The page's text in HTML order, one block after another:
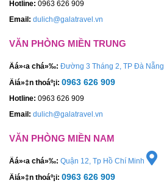
Hotline: 0963 626 909
Email: dulich@galatravel.vn
VĂN PHÒNG MIỀN TRUNG
Äá»‹a chá»‰: Đường 3 Tháng 2, TP Đà Nẵng
Äiá»‡n thoáº¡i: 0963 626 909
Hotline: 0963 626 909
Email: dulich@galatravel.vn
VĂN PHÒNG MIỀN NAM
Äá»‹a chá»‰: Quận 12, Tp Hồ Chí Minh
Äiá»‡n thoáº¡i: 0963 626 909